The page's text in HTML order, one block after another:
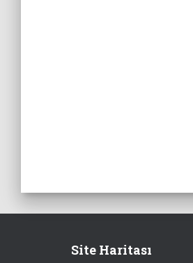
Site Haritası